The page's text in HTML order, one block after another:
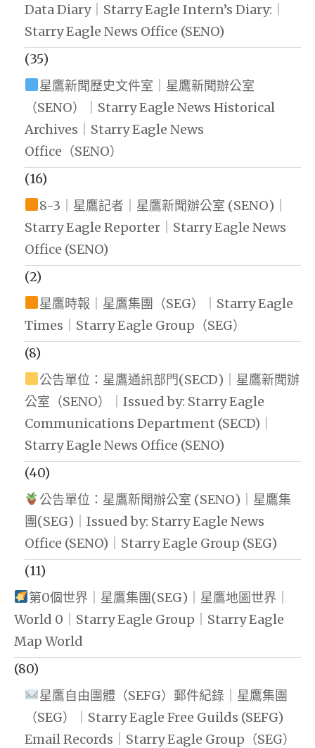
Data Diary｜Starry Eagle Intern’s Diary:｜
Starry Eagle News Office (SENO)
(35)
星鷹新聞歷史文件室｜星鷹新聞辦公室
（SENO）｜Starry Eagle News Historical
Archives｜Starry Eagle News
Office（SENO）
(16)
8-3｜星鷹記者｜星鷹新聞辦公室 (SENO)｜
Starry Eagle Reporter｜Starry Eagle News
Office (SENO)
(2)
星鷹時報｜星鷹集團（SEG）｜Starry Eagle
Times｜Starry Eagle Group（SEG）
(8)
公告單位：星鷹通訊部門(SECD)｜星鷹新聞辦
公室（SENO）｜Issued by: Starry Eagle
Communications Department (SECD)｜
Starry Eagle News Office (SENO)
(40)
公告單位：星鷹新聞辦公室 (SENO)｜星鷹集
團(SEG)｜Issued by: Starry Eagle News
Office (SENO)｜Starry Eagle Group (SEG)
(11)
第0個世界｜星鷹集團(SEG)｜星鷹地圖世界｜
World 0｜Starry Eagle Group｜Starry Eagle
Map World
(80)
星鷹自由團體（SEFG）郵件紀錄｜星鷹集團
（SEG）｜Starry Eagle Free Guilds (SEFG)
Email Records｜Starry Eagle Group（SEG）